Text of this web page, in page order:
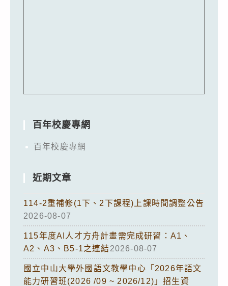
百年校慶專網
百年校慶專網
近期文章
114-2重補修(1下、2下課程)上課時間調整公告
2026-08-07
115年度AI人才方舟計畫需完成研習：A1、
A2、A3、B5-1之連結2026-08-07
國立中山大學外國語文教學中心「2026年語文
能力研習班(2026 /09 ~ 2026/12)」招生資